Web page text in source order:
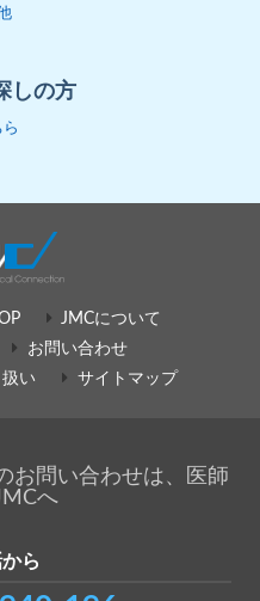
しの方
JMCについて
お問い合わせ
い サイトマップ
お問い合わせは、医師
へ
ら